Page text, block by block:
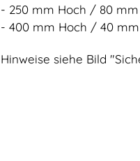
- 250 mm Hoch / 80
- 400 mm Hoch / 40
Hinweise siehe Bild